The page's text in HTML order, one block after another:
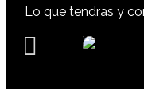
Lo que tendras y